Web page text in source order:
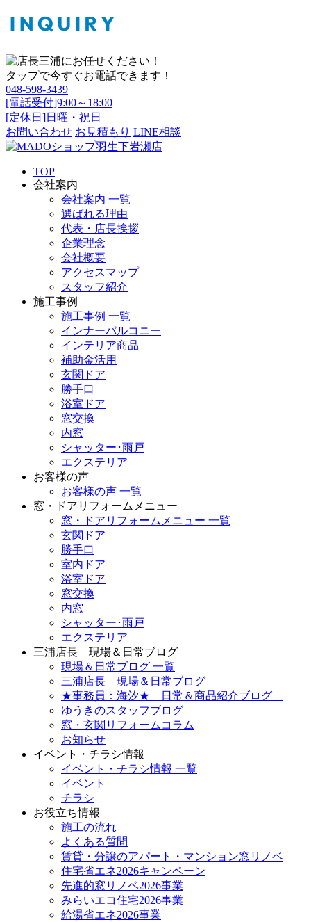
タップで今すぐお電話できます！
048-598-3439
[電話受付]9:00～18:00
[定休日]日曜・祝日
お問い合わせ お見積もり LINE相談
TOP
会社案内
会社案内 一覧
選ばれる理由
代表・店長挨拶
企業理念
会社概要
アクセスマップ
スタッフ紹介
施工事例
施工事例 一覧
インナーバルコニー
インテリア商品
補助金活用
玄関ドア
勝手口
浴室ドア
窓交換
内窓
シャッター･雨戸
エクステリア
お客様の声
お客様の声 一覧
窓・ドアリフォームメニュー
窓・ドアリフォームメニュー 一覧
玄関ドア
勝手口
室内ドア
浴室ドア
窓交換
内窓
シャッター･雨戸
エクステリア
三浦店長 現場＆日常ブログ
現場＆日常ブログ 一覧
三浦店長 現場＆日常ブログ
★事務員：海汐★ 日常＆商品紹介ブログ
ゆうきのスタッフブログ
窓・玄関リフォームコラム
お知らせ
イベント・チラシ情報
イベント・チラシ情報 一覧
イベント
チラシ
お役立ち情報
施工の流れ
よくある質問
賃貸・分譲のアパート・マンション窓リノベ
住宅省エネ2026キャンペーン
先進的窓リノベ2026事業
みらいエコ住宅2026事業
給湯省エネ2026事業